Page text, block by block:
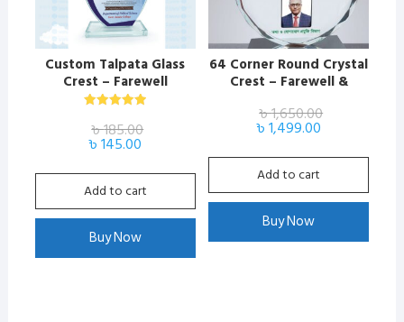
​Custom Talpata Glass
Crest – Farewell
Ceremony Honor Shield
5.00
out of 5
৳185.00
was:
৳145.00
is:
৳ 145.00.Add to cart
Buy Now
64 Corner Round Crystal
Crest – Farewell &
Award
৳1,650.00
was:
৳ 1,650.00.
৳1,499.00
is:
৳ 1,499.00.Add to cart
Buy Now